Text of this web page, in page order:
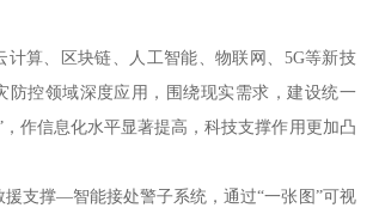
计算、区块链、人工智能、物联网、5G等新技
防控领域深度应用，围绕现实需求，建设统一
，作信息化水平显著提高，科技支撑作用更加凸
援支撑—智能接处警子系统，通过“一张图”可视